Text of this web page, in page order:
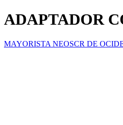
ADAPTADOR
MAYORISTA NEOSCR DE